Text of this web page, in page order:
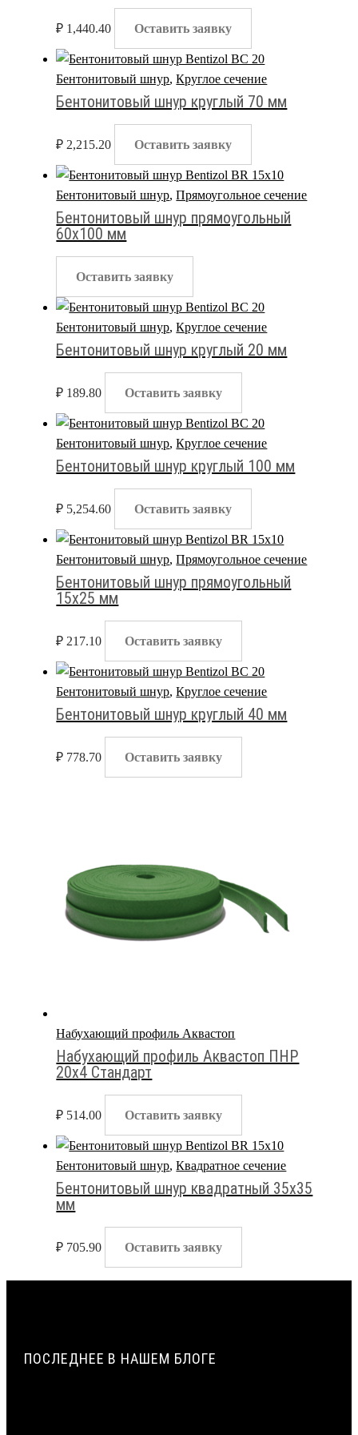
₽ 1,440.40 Оставить заявку
Бентонитовый шнур,Круглое сечение
Бентонитовый шнур круглый 70 мм
₽ 2,215.20 Оставить заявку
Бентонитовый шнур,Прямоугольное сечение
Бентонитовый шнур прямоугольный
60х100 мм
Оставить заявку
Бентонитовый шнур,Круглое сечение
Бентонитовый шнур круглый 20 мм
₽ 189.80 Оставить заявку
Бентонитовый шнур,Круглое сечение
Бентонитовый шнур круглый 100 мм
₽ 5,254.60 Оставить заявку
Бентонитовый шнур,Прямоугольное сечение
Бентонитовый шнур прямоугольный
15х25 мм
₽ 217.10 Оставить заявку
Бентонитовый шнур,Круглое сечение
Бентонитовый шнур круглый 40 мм
₽ 778.70 Оставить заявку
Набухающий профиль Аквастоп
Набухающий профиль Аквастоп ПНР
20х4 Стандарт
₽ 514.00 Оставить заявку
Бентонитовый шнур,Квадратное сечение
Бентонитовый шнур квадратный 35х35
мм
₽ 705.90 Оставить заявку
ПОСЛЕДНЕЕ В НАШЕМ БЛОГЕ